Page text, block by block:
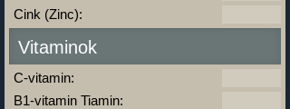
Cink (Zinc):
Vitaminok
C-vitamin:
B1-vitamin Tiamin: